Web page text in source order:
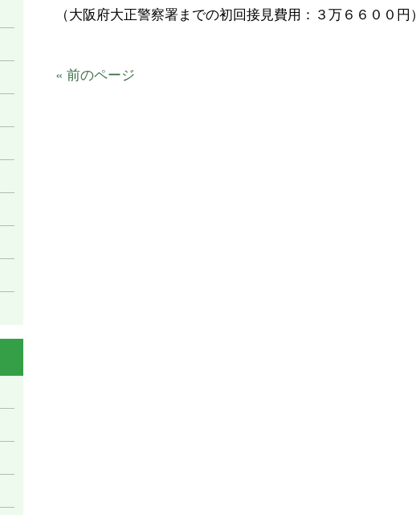
（大阪府大正警察署までの初回接見費用：３万６６００円）
« 前のページ